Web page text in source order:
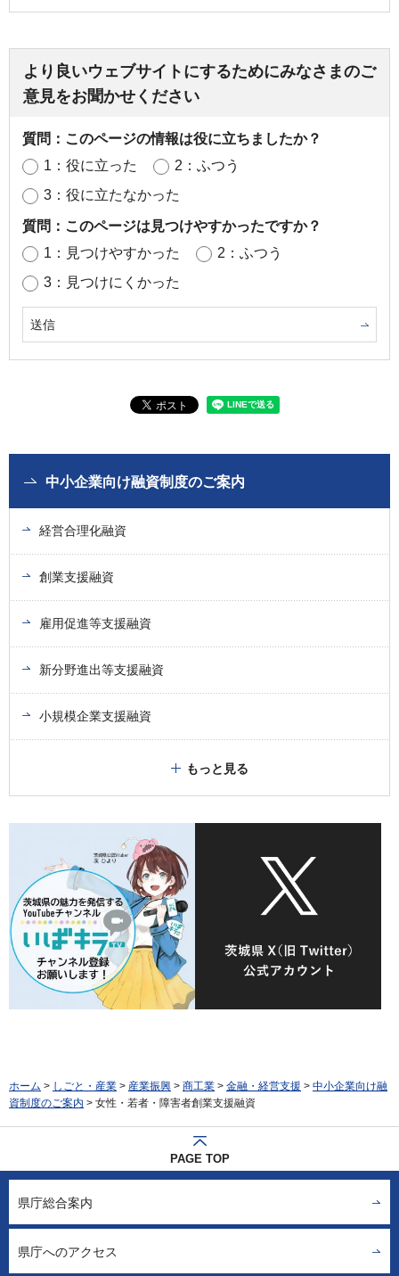
より良いウェブサイトにするためにみなさまのご
意見をお聞かせください
質問：このページの情報は役に立ちましたか？
1：役に立った
2：ふつう
3：役に立たなかった
質問：このページは見つけやすかったですか？
1：見つけやすかった
2：ふつう
3：見つけにくかった
中小企業向け融資制度のご案内
経営合理化融資
創業支援融資
雇用促進等支援融資
新分野進出等支援融資
小規模企業支援融資
もっと見る
ホーム > しごと・産業 > 産業振興 > 商工業 > 金融・経営支援 > 中小企業向け融
資制度のご案内 > 女性・若者・障害者創業支援融資
PAGE TOP
県庁総合案内
県庁へのアクセス